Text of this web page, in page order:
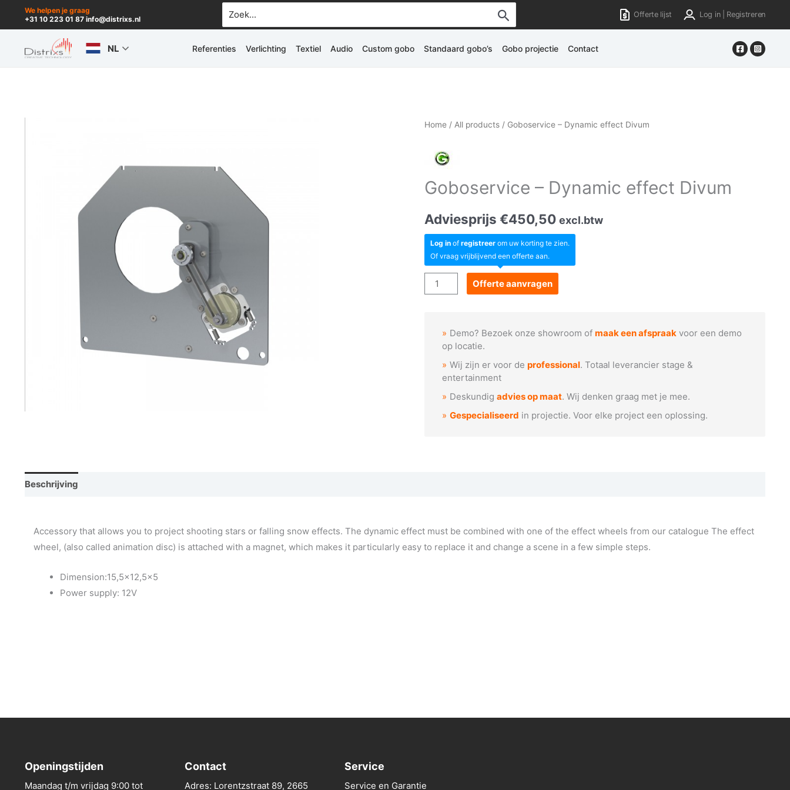
inhoud
We helpen je graag
+31 10 223 01 87 info@distrixs.nl
Zoek
naar:
Offerte lijst Log in | Registreren
NL Referenties Verlichting Textiel Audio Custom gobo Standaard gobo’s Gobo projectie Contact
Home / All products / Goboservice – Dynamic effect Divum
Goboservice – Dynamic effect Divum
Adviesprijs€450,50 excl.btw
Log in ofregistreer om uw korting te zien.
Of vraag vrijblijvend een offerte aan.
Goboservice
-
Divum
Offerte aanvragen
Demo? Bezoek onze showroom ofmaak een afspraak voor een demo
op locatie.
Wij zijn er voor deprofessional. Totaal leverancier stage &
entertainment
Deskundigadvies op maat. Wij denken graag met je mee.
Gespecialiseerd in projectie. Voor elke project een oplossing.
Beschrijving
Accessory that allows you to project shooting stars or falling snow effects. The dynamic effect must be combined with one of the effect wheels from our catalogue The effect
wheel, (also called animation disc) is attached with a magnet, which makes it particularly easy to replace it and change a scene in a few simple steps.
Dimension:15,5×12,5×5
Power supply: 12V
Openingstijden
Maandag t/m vrijdag 9:00 tot
Contact
Adres: Lorentzstraat 89, 2665
Service
Service en Garantie